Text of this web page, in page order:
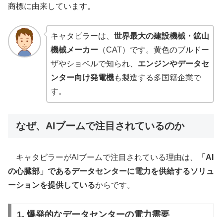
商標に由来しています。
キャタピラーは、 世界最大の建設機械・鉱山
機械メーカー（CAT）です。黄色のブルドー
ザやショベルで知られ、 エンジンやデータセ
ンター向け発電機も製造する多国籍企業で
す。
なぜ、AIブームで注目されているのか
キャタピラーがAIブームで注目されている理由は、
「AI
の心臓部」であるデータセンターに電力を供給するソリュ
ーションを提供しているからです。
1. 爆発的なデータセンターの電力需要